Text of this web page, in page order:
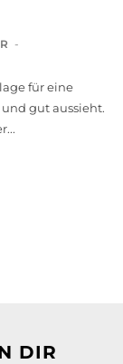
-
für eine
gut aussieht.
DIR